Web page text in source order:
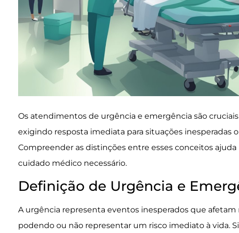
Os atendimentos de urgência e emergência são
exigindo resposta imediata para situações inesperadas
Compreender as distinções entre esses conceitos
cuidado médico necessário.
Definição de Urgência e
A urgência representa eventos inesperados que
podendo ou não representar um risco imediato à vida.